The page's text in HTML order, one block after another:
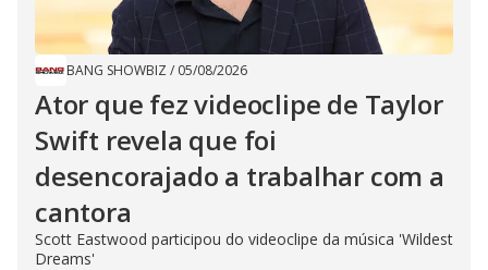
BANG SHOWBIZ / 05/08/2026
Ator que fez videoclipe de Taylor
Swift revela que foi
desencorajado a trabalhar com a
cantora
Scott Eastwood participou do videoclipe da música 'Wildest
Dreams'